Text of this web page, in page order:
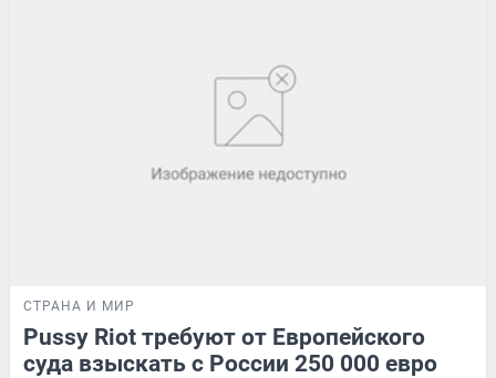
СТРАНА И МИР
Pussy Riot требуют от Европейского
суда взыскать с России 250 000 евро